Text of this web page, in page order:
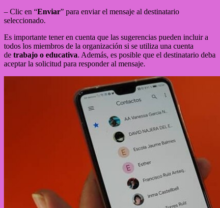
– Clic en “Enviar” para enviar el mensaje al destinatario
seleccionado.
Es importante tener en cuenta que las sugerencias pueden incluir a
todos los miembros de la organización si se utiliza una cuenta
de trabajo o educativa. Además, es posible que el destinatario deba
aceptar la solicitud para responder al mensaje.